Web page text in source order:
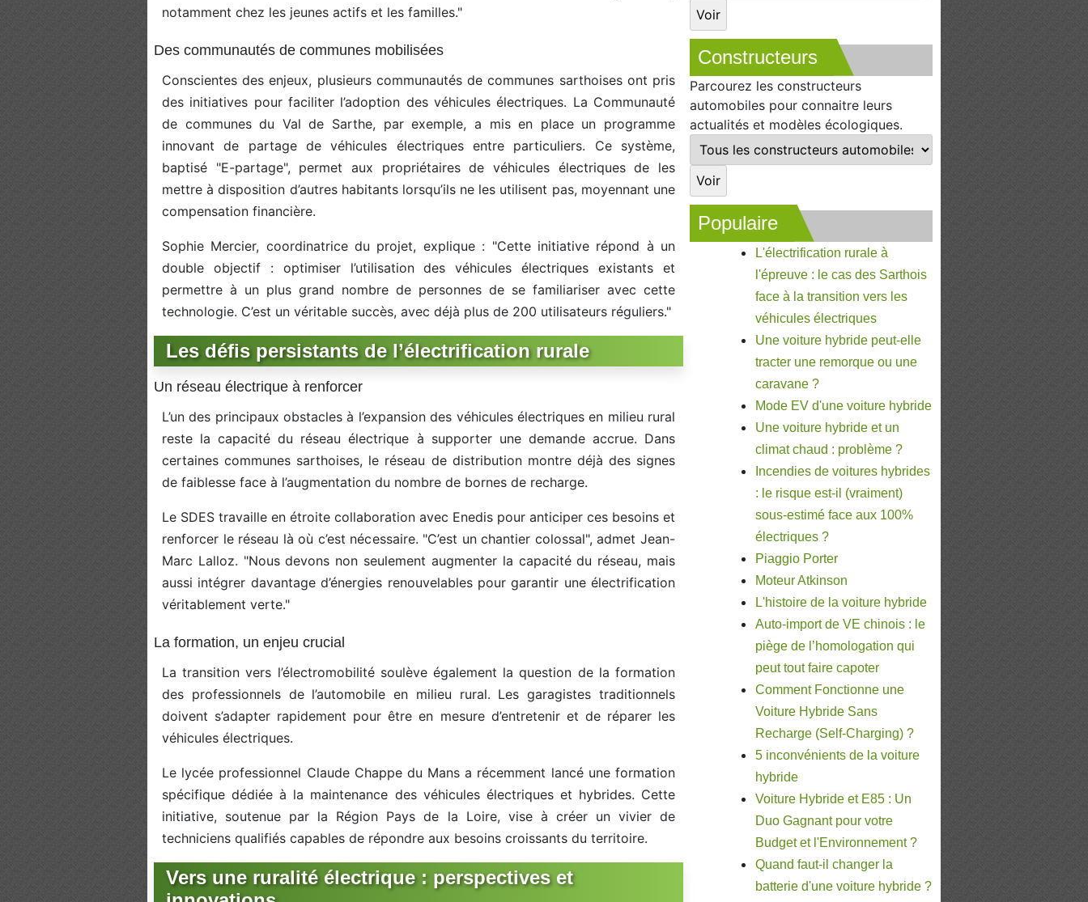
notamment chez les jeunes actifs et les familles."
Des communautés de communes mobilisées
Conscientes des enjeux, plusieurs communautés de communes sarthoises ont pris
des initiatives pour faciliter l’adoption des véhicules électriques. La Communauté
de communes du Val de Sarthe, par exemple, a mis en place un programme
innovant de partage de véhicules électriques entre particuliers. Ce système,
baptisé "E-partage", permet aux propriétaires de véhicules électriques de les
mettre à disposition d’autres habitants lorsqu’ils ne les utilisent pas, moyennant une
compensation financière.
Sophie Mercier, coordinatrice du projet, explique : "Cette initiative répond à un
double objectif : optimiser l’utilisation des véhicules électriques existants et
permettre à un plus grand nombre de personnes de se familiariser avec cette
technologie. C’est un véritable succès, avec déjà plus de 200 utilisateurs réguliers."
Les défis persistants de l’électrification rurale
Un réseau électrique à renforcer
L’un des principaux obstacles à l’expansion des véhicules électriques en milieu rural
reste la capacité du réseau électrique à supporter une demande accrue. Dans
certaines communes sarthoises, le réseau de distribution montre déjà des signes
de faiblesse face à l’augmentation du nombre de bornes de recharge.
Le SDES travaille en étroite collaboration avec Enedis pour anticiper ces besoins et
renforcer le réseau là où c’est nécessaire. "C’est un chantier colossal", admet Jean-
Marc Lalloz. "Nous devons non seulement augmenter la capacité du réseau, mais
aussi intégrer davantage d’énergies renouvelables pour garantir une électrification
véritablement verte."
La formation, un enjeu crucial
La transition vers l’électromobilité soulève également la question de la formation
des professionnels de l’automobile en milieu rural. Les garagistes traditionnels
doivent s’adapter rapidement pour être en mesure d’entretenir et de réparer les
véhicules électriques.
Le lycée professionnel Claude Chappe du Mans a récemment lancé une formation
spécifique dédiée à la maintenance des véhicules électriques et hybrides. Cette
initiative, soutenue par la Région Pays de la Loire, vise à créer un vivier de
techniciens qualifiés capables de répondre aux besoins croissants du territoire.
Vers une ruralité électrique : perspectives et
Constructeurs
Parcourez les constructeurs
automobiles pour connaitre leurs
actualités et modèles écologiques.
Populaire
L'électrification rurale à
l'épreuve : le cas des Sarthois
face à la transition vers les
véhicules électriques
Une voiture hybride peut-elle
tracter une remorque ou une
caravane ?
Mode EV d'une voiture hybride
Une voiture hybride et un
climat chaud : problème ?
Incendies de voitures hybrides
: le risque est-il (vraiment)
sous-estimé face aux 100%
électriques ?
Piaggio Porter
Moteur Atkinson
L'histoire de la voiture hybride
Auto-import de VE chinois : le
piège de l’homologation qui
peut tout faire capoter
Comment Fonctionne une
Voiture Hybride Sans
Recharge (Self-Charging) ?
5 inconvénients de la voiture
hybride
Voiture Hybride et E85 : Un
Duo Gagnant pour votre
Budget et l'Environnement ?
Quand faut-il changer la
batterie d'une voiture hybride ?